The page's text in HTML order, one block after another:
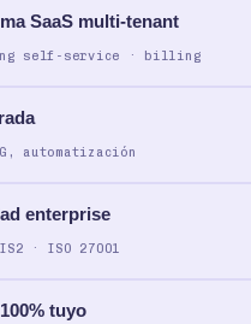
SaaS multi-tenant
self-service · billing
automatización
enterprise
· ISO 27001
tuyo